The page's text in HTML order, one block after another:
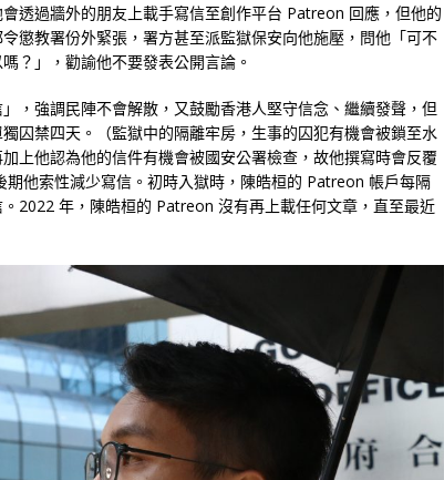
透過牆外的朋友上載手寫信至創作平台 Patreon 回應，但他的
懲教署份外緊張，署方甚至派監獄保安向他施壓，問他「可不
？」，勸諭他不要發表公開言論。
，強調民陣不會解散，又鼓勵香港人堅守信念、繼續發聲，但
囚禁四天。（監獄中的隔離牢房，生事的囚犯有機會被鎖至水
上他認為他的信件有機會被國安公署檢查，故他撰寫時會反覆
他索性減少寫信。初時入獄時，陳皓桓的 Patreon 帳戶每隔
2022 年，陳皓桓的 Patreon 沒有再上載任何文章，直至最近